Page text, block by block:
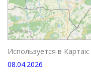
Используется в Картах:
08.04.2026